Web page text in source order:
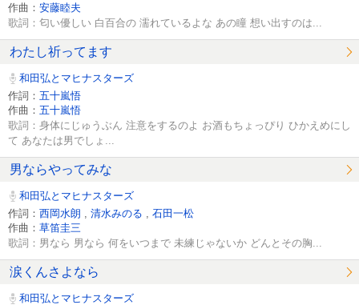
作曲： 安藤睦夫
歌詞：匂い優しい 白百合の 濡れているよな あの瞳 想い出すのは...
わたし祈ってます
和田弘とマヒナスターズ
作詞： 五十嵐悟
作曲： 五十嵐悟
歌詞：身体にじゅうぶん 注意をするのよ お酒もちょっぴり ひかえめにし
て あなたは男でしょ...
男ならやってみな
和田弘とマヒナスターズ
作詞： 西岡水朗 清水みのる
石田一松
作曲： 草笛圭三
歌詞：男なら 男なら 何をいつまで 未練じゃないか どんとその胸...
涙くんさよなら
和田弘とマヒナスターズ